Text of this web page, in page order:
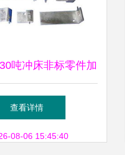
吨冲床非标零件加
锐朗泰金属制品厂
器配件实例
查看详情
08-06 15:45:40